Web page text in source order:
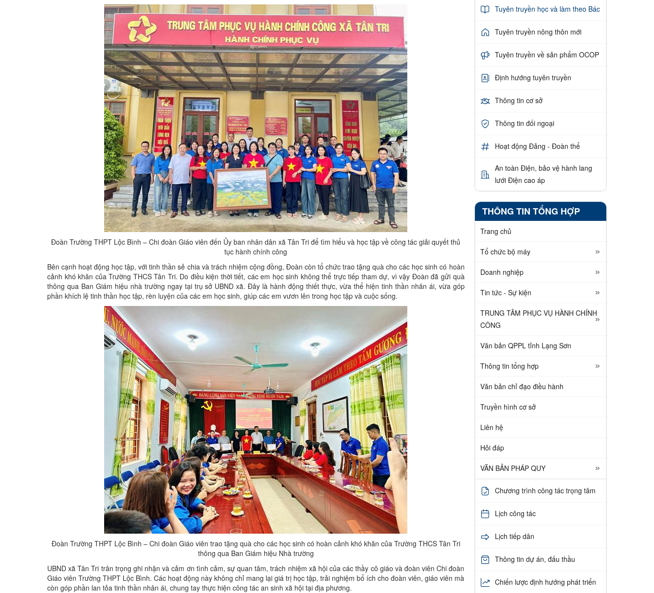
Đoàn Trường THPT Lộc Bình – Chi đoàn Giáo viên đến Ủy ban nhân dân xã Tân Tri để tìm hiểu và học tập về công tác giải quyết thủ
tục hành chính công
Bên cạnh hoạt động học tập, với tinh thần sẻ chia và trách nhiệm cộng đồng, Đoàn còn tổ chức trao tặng quà cho các học sinh có hoàn
cảnh khó khăn của Trường THCS Tân Tri. Do điều kiện thời tiết, các em học sinh không thể trực tiếp tham dự, vì vậy Đoàn đã gửi quà
thông qua Ban Giám hiệu nhà trường ngay tại trụ sở UBND xã. Đây là hành động thiết thực, vừa thể hiện tinh thần nhân ái, vừa góp
phần khích lệ tinh thần học tập, rèn luyện của các em học sinh, giúp các em vươn lên trong học tập và cuộc sống.
Đoàn Trường THPT Lộc Bình – Chi đoàn Giáo viên trao tặng quà cho các học sinh có hoàn cảnh khó khăn của Trường THCS Tân Tri
thông qua Ban Giám hiệu Nhà trường
UBND xã Tân Tri trân trọng ghi nhận và cảm ơn tình cảm, sự quan tâm, trách nhiệm xã hội của các thầy cô giáo và đoàn viên Chi đoàn
Giáo viên Trường THPT Lộc Bình. Các hoạt động này không chỉ mang lại giá trị học tập, trải nghiệm bổ ích cho đoàn viên, giáo viên mà
còn góp phần lan tỏa tinh thần nhân ái, chung tay thực hiện công tác an sinh xã hội tại địa phương.
Tuyên truyền học và làm theo Bác
Tuyên truyền nông thôn mới
Tuyên truyền về sản phẩm OCOP
Định hướng tuyên truyền
Thông tin cơ sở
Thông tin đối ngoại
Hoạt động Đảng - Đoàn thể
An toàn Điện, bảo vệ hành lang
lưới Điện cao áp
THÔNG TIN TỔNG HỢP
Trang chủ
Tổ chức bộ máy
Doanh nghiệp
Tin tức - Sự kiện
TRUNG TÂM PHỤC VỤ HÀNH CHÍNH
CÔNG
Văn bản QPPL tỉnh Lạng Sơn
Thông tin tổng hợp
Văn bản chỉ đạo điều hành
Truyền hình cơ sở
Liên hệ
Hỏi đáp
VĂN BẢN PHÁP QUY
Chương trình công tác trọng tâm
Lịch công tác
Lịch tiếp dân
Thông tin dự án, đấu thầu
Chiến lược định hướng phát triển